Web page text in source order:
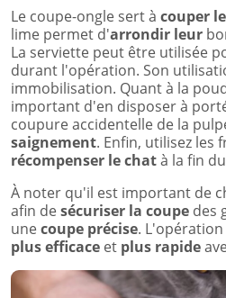
Le coupe-ongle sert à couper
lime permet d'arrondir leur
La serviette peut être utilisée
durant l'opération. Son
immobilisation. Quant à la
important d'en disposer à
coupure accidentelle de la
saignement. Enfin, utilisez les
récompenser le chatà la fin
À noter qu'il est important de
afin desécuriser la coupe des
unecoupe précise.
plus efficace et plus rapide